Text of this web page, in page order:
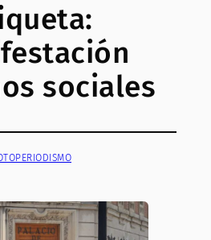
sociales